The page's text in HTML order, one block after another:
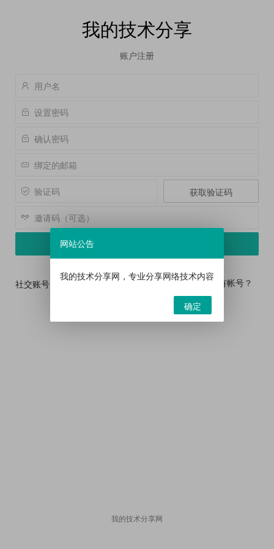
我的技术分享
账户注册
获取验证码
社交账号注册 已有帐号？
我的技术分享网
网站公告
我的技术分享网，专业分享网络技术内容
确定